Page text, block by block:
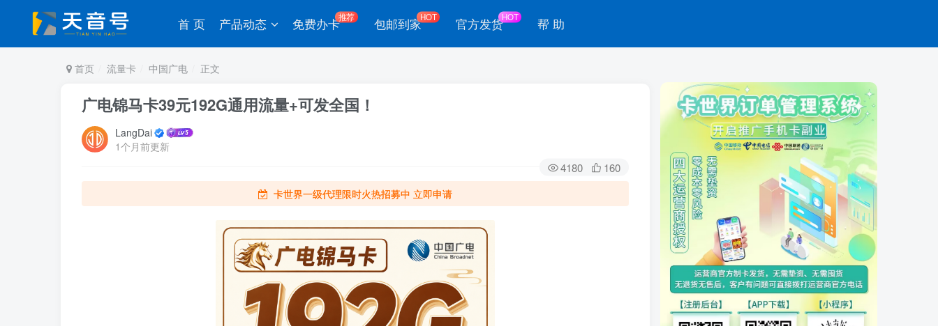
首 页 产品动态 免费办卡推荐 包邮到家HOT 官方发货HOT 帮 助
首页 流量卡 中国广电 正文
广电锦马卡39元192G通用流量+可发全国！
LangDai
1个月前更新
4180 160
卡世界一级代理限时火热招募中 立即申请